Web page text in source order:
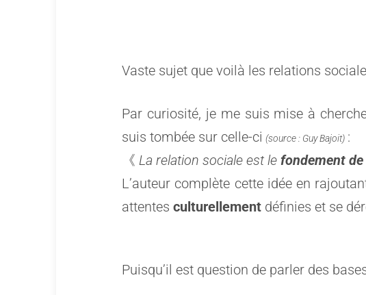
Vaste sujet que voilà les relations
Par curiosité, je me suis mise à
suis tombée sur celle-ci (source : Guy Bajoit) :
《 La relation sociale est le fondement
L’auteur complète cette idée en
attentes culturellement définies et se
Puisqu’il est question de parler des